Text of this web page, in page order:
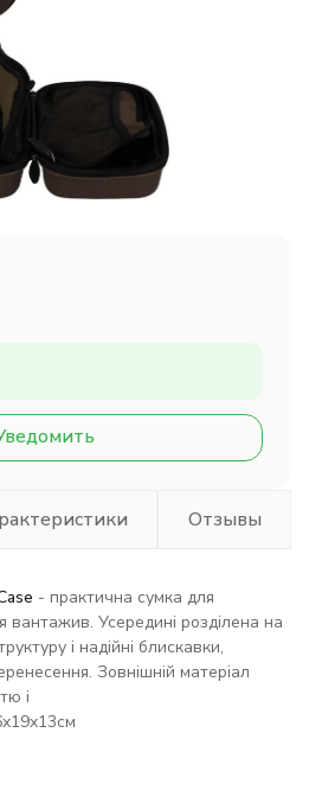
Отзывы
- практична сумка для
вантажив. Усередині розділена на
і надійні блискавки,
Зовнішній матеріал
і